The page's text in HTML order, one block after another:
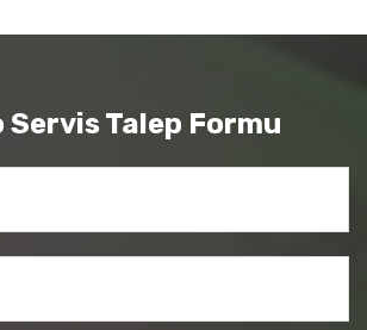
Servis Talep Formu